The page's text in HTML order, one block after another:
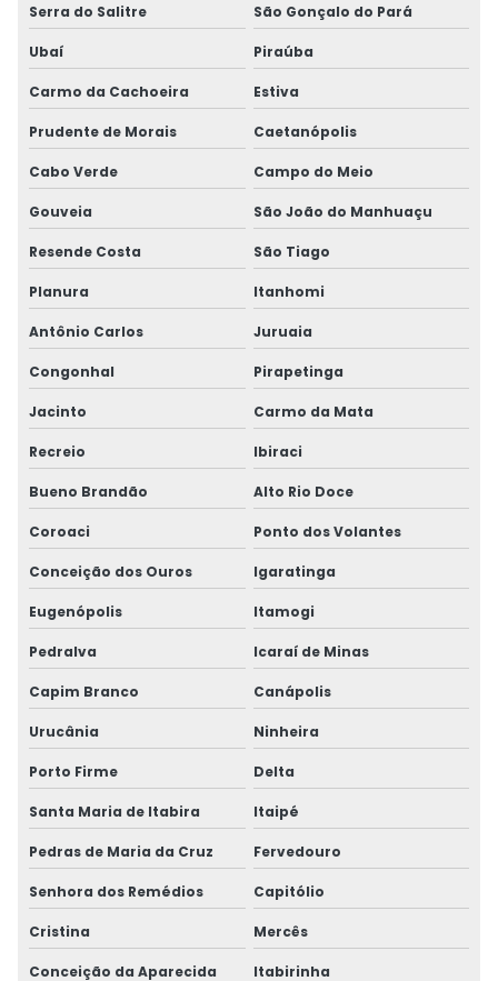
Serra do Salitre São Gonçalo do Pará
Ubaí Piraúba
Carmo da Cachoeira Estiva
Prudente de Morais Caetanópolis
Cabo Verde Campo do Meio
Gouveia São João do Manhuaçu
Resende Costa São Tiago
Planura Itanhomi
Antônio Carlos Juruaia
Congonhal Pirapetinga
Jacinto Carmo da Mata
Recreio Ibiraci
Bueno Brandão Alto Rio Doce
Coroaci Ponto dos Volantes
Conceição dos Ouros Igaratinga
Eugenópolis Itamogi
Pedralva Icaraí de Minas
Capim Branco Canápolis
Urucânia Ninheira
Porto Firme Delta
Santa Maria de Itabira Itaipé
Pedras de Maria da Cruz Fervedouro
Senhora dos Remédios Capitólio
Cristina Mercês
Conceição da Aparecida Itabirinha